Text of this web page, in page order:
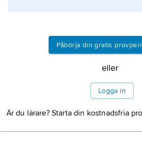
Påbörja din gratis
eller
Logga in
Är du lärare? Starta din kostnadsfria